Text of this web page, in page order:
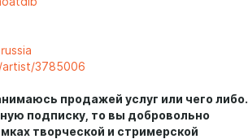
artist/3785006
продажей услуг или чего либо.
подписку, то вы добровольно
творческой и стримерской